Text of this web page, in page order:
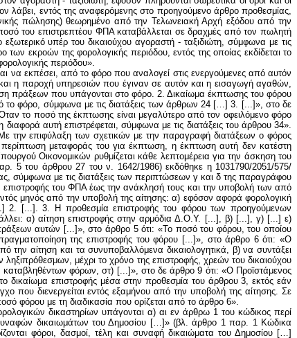
εντός της αναφερόμενης στο προηγούμενο άρθρο προθεσμίας,
πώλησης) θεωρημένο από την Τελωνειακή Αρχή εξόδου από την
του επιστρεπτέου ΦΠΑ καταβάλλεται σε δραχμές από τον πωλητή
υπέρ του δικαιούχου αγοραστή - ταξιδιώτη, σύμφωνα με τις
εκροών της φορολογικής περιόδου, εντός της οποίας εκδίδεται το
περιόδου».
να εκπέσει, από το φόρο που αναλογεί στις ενεργούμενες από αυτόν
η παροχή υπηρεσιών που έγιναν σε αυτόν και η εισαγωγή αγαθών,
πράξεων που υπάγονται στο φόρο. 2. Δικαίωμα έκπτωσης του φόρου
το φόρο, σύμφωνα με τις διατάξεις των άρθρων 24 […] 3. [...]», στο δε
το ποσό της έκπτωσης είναι μεγαλύτερο από τον οφειλόμενο φόρο
αυτή επιστρέφεται, σύμφωνα με τις διατάξεις του άρθρου 34».
την επιφύλαξη των σχετικών με την παραγραφή διατάξεων ο φόρος
περίπτωση μεταφοράς του για έκπτωση, η έκπτωση αυτή δεν κατέστη
Οικονομικών ρυθμίζεται κάθε λεπτομέρεια για την άσκηση του
5 του άρθρου 27 του ν. 1642/1986) εκδόθηκε η 1031790/2051/575/
σύμφωνα με τις διατάξεις των περιπτώσεων γ και δ της παραγράφου
του ΦΠΑ έως την ανάκλησή τους και την υποβολή των από
μηνός από την υποβολή της αίτησης: α) εφόσον αφορά φορολογική
2. [...]. 3. Η προθεσμία επιστροφής του φόρου των προηγούμενων
α) αίτηση επιστροφής στην αρμόδια Δ.Ο.Υ. [...], β) [...], γ) [...] ε)
αυτών [...]», στο άρθρο 5 ότι: «Το ποσό του φόρου, του οποίου
της επιστροφής του φόρου [...]», στο άρθρο 6 ότι: «Ο
αίτηση και τα συνυποβαλλόμενα δικαιολογητικά, β) να συντάξει
μέχρι το χρόνο της επιστροφής, χρεών του δικαιούχου
καταβληθέντων φόρων, στ) [...]», στο δε άρθρο 9 ότι: «Ο Προϊστάμενος
δικαίωμα επιστροφής μέσα στην προθεσμία του άρθρου 3, εκτός εάν
που διενεργείται εντός εξαμήνου από την υποβολή της αίτησης. Σε
φόρου με τη διαδικασία που ορίζεται από το άρθρο 6».
δικαστηρίων υπάγονται α) αι εν άρθρω 1 του κώδικος περί
δικαιωμάτων του Δημοσίου […]» (βλ. άρθρο 1 παρ. 1 Κώδικα
φόροι, δασμοί, τέλη και συναφή δικαιώματα του Δημοσίου […]